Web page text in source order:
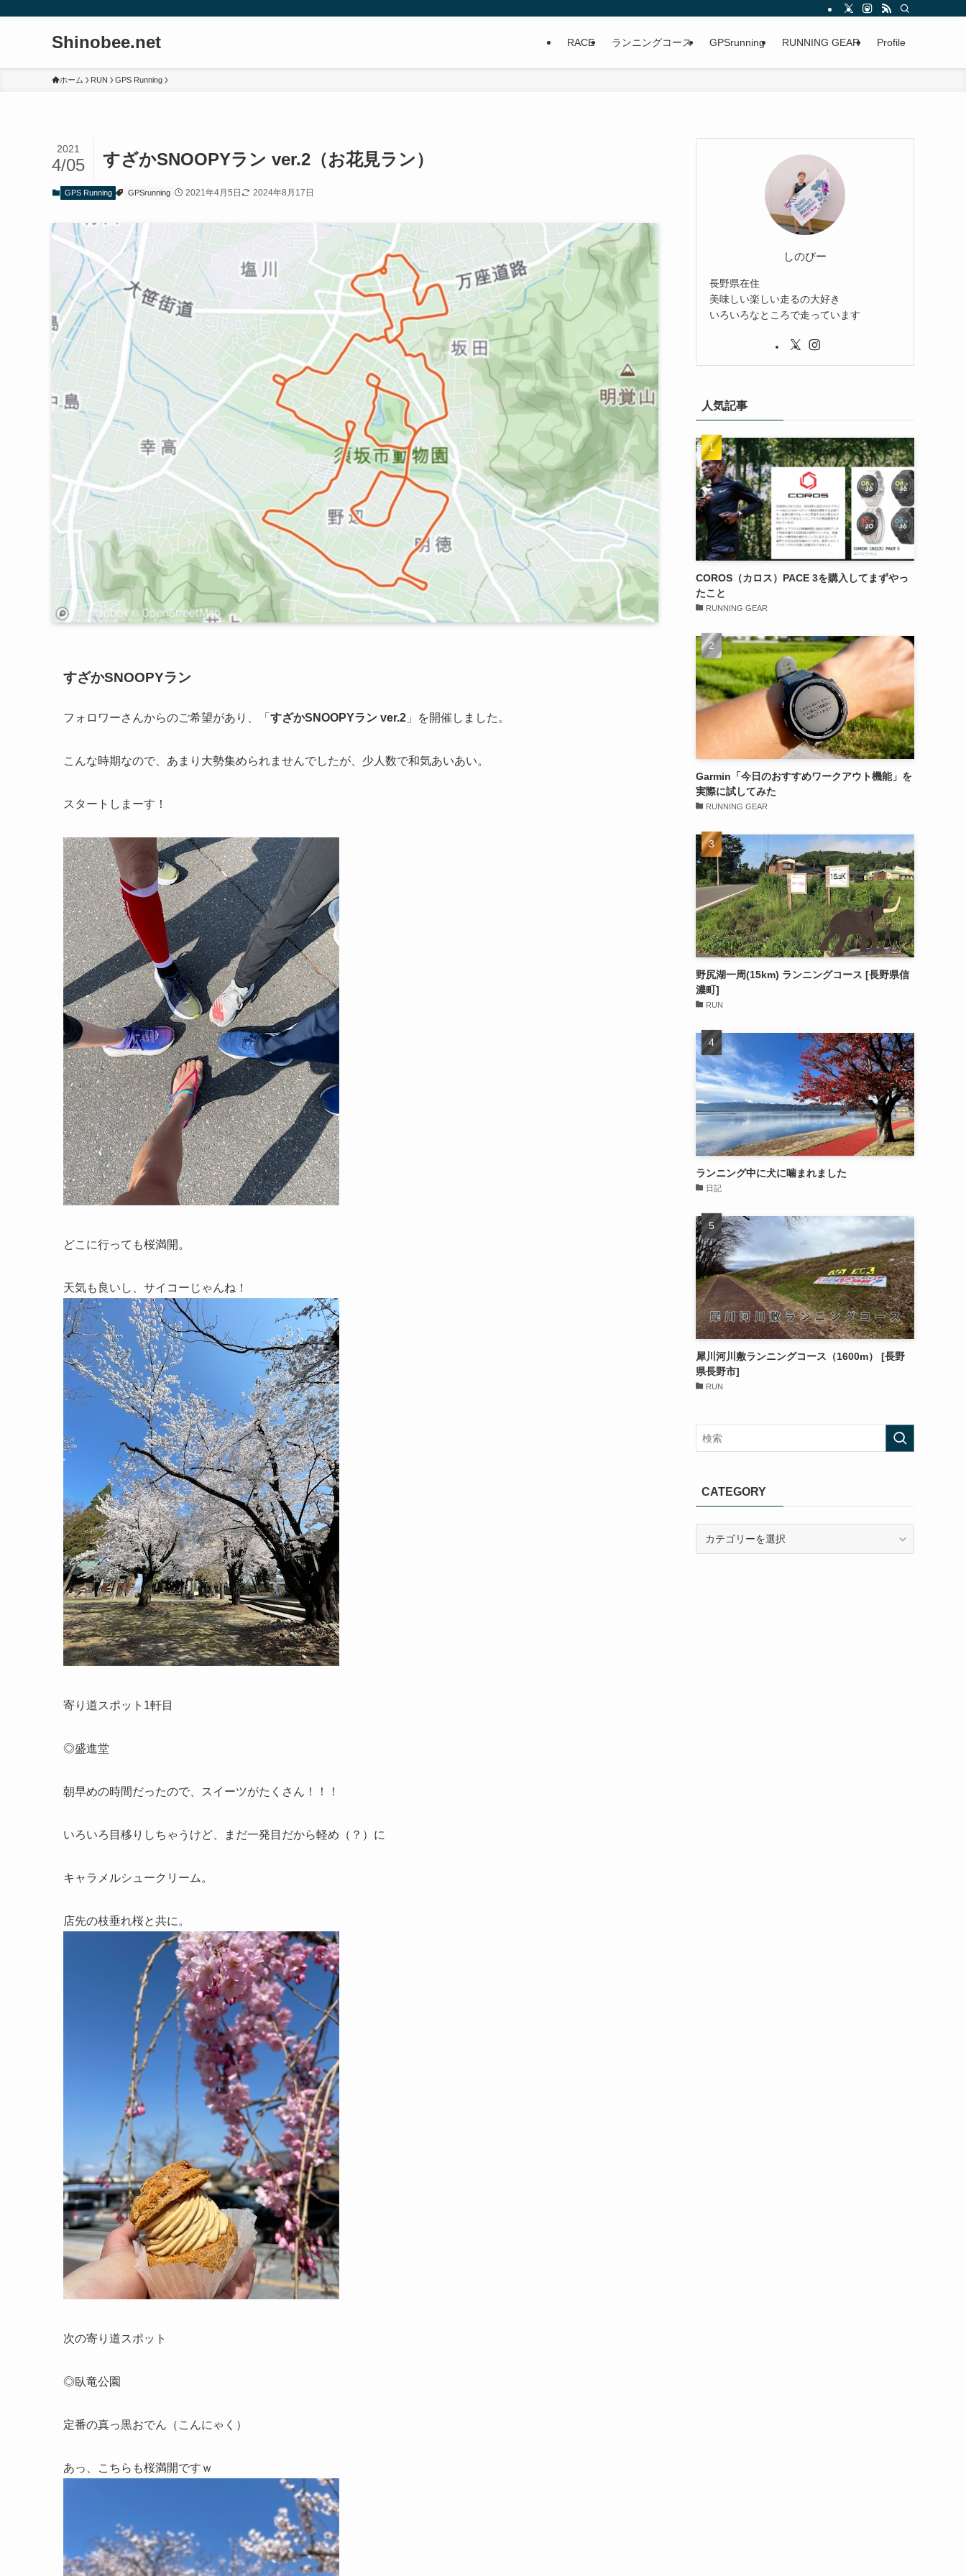
Shinobee.net RACE ランニングコース GPSrunning RUNNING GEAR Profile
ホーム RUN GPS Running
すざかSNOOPYラン ver.2（お花見ラン）
2021
4/05
GPS Running GPSrunning 2021年4月5日 2024年8月17日
すざかSNOOPYラン
フォロワーさんからのご希望があり、「 すざかSNOOPYラン ver.2 」を開催しました。
こんな時期なので、あまり大勢集められませんでしたが、少人数で和気あいあい。
スタートしまーす！
どこに行っても桜満開。
天気も良いし、サイコーじゃんね！
寄り道スポット1軒目
◎盛進堂
朝早めの時間だったので、スイーツがたくさん！！！
いろいろ目移りしちゃうけど、まだ一発目だから軽め（？）に
キャラメルシュークリーム。
店先の枝垂れ桜と共に。
次の寄り道スポット
◎臥竜公園
定番の真っ黒おでん（こんにゃく）
あっ、こちらも桜満開ですｗ
しのびー
長野県在住
美味しい楽しい走るの大好き
いろいろなところで走っています
人気記事
COROS（カロス）PACE 3を購入してまずやっ
たこと
RUNNING GEAR
Garmin「今日のおすすめワークアウト機能」を
実際に試してみた
RUNNING GEAR
野尻湖一周(15km) ランニングコース [長野県信
濃町]
RUN
ランニング中に犬に噛まれました
日記
犀川河川敷ランニングコース（1600m） [長野
県長野市]
RUN
CATEGORY